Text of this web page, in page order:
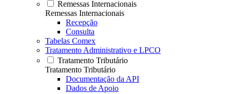
Remessas Internacionais
Remessas Internacionais
Recepção
Consulta
Tabelas Comex
Tratamento Administrativo e LPCO
Tratamento Tributário
Tratamento Tributário
Documentação da API
Dados de Apoio